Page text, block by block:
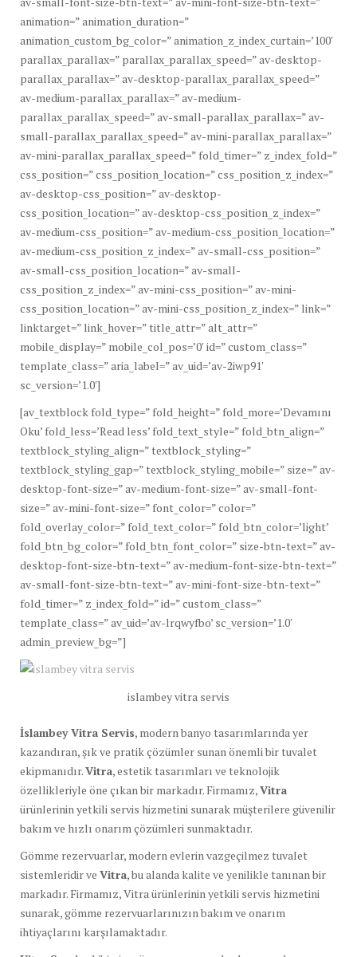
animation=” animation_duration=”
animation_custom_bg_color=” animation_z_index_curtain=’100′
parallax_parallax=” parallax_parallax_speed=” av-desktop-
parallax_parallax=” av-desktop-parallax_parallax_speed=”
av-medium-parallax_parallax=” av-medium-
parallax_parallax_speed=” av-small-parallax_parallax=” av-
small-parallax_parallax_speed=” av-mini-parallax_parallax=”
av-mini-parallax_parallax_speed=” fold_timer=” z_index_fold=”
css_position=” css_position_location=” css_position_z_index=”
av-desktop-css_position=” av-desktop-
css_position_location=” av-desktop-css_position_z_index=”
av-medium-css_position=” av-medium-css_position_location=”
av-medium-css_position_z_index=” av-small-css_position=”
av-small-css_position_location=” av-small-
css_position_z_index=” av-mini-css_position=” av-mini-
css_position_location=” av-mini-css_position_z_index=” link=”
linktarget=” link_hover=” title_attr=” alt_attr=”
mobile_display=” mobile_col_pos=’0′ id=” custom_class=”
template_class=” aria_label=” av_uid=’av-2iwp91′
sc_version=’1.0′]
[av_textblock fold_type=” fold_height=” fold_more=’Devamını
Oku’ fold_less=’Read less’ fold_text_style=” fold_btn_align=”
textblock_styling_align=” textblock_styling=”
textblock_styling_gap=” textblock_styling_mobile=” size=” av-
desktop-font-size=” av-medium-font-size=” av-small-font-
size=” av-mini-font-size=” font_color=” color=”
fold_overlay_color=” fold_text_color=” fold_btn_color=’light’
fold_btn_bg_color=” fold_btn_font_color=” size-btn-text=” av-
desktop-font-size-btn-text=” av-medium-font-size-btn-text=”
av-small-font-size-btn-text=” av-mini-font-size-btn-text=”
fold_timer=” z_index_fold=” id=” custom_class=”
template_class=” av_uid=’av-lrqwyfbo’ sc_version=’1.0′
admin_preview_bg=”]
islambey vitra servis
İslambey Vitra Servis, modern banyo tasarımlarında yer
kazandıran, şık ve pratik çözümler sunan önemli bir tuvalet
ekipmanıdır.Vitra, estetik tasarımları ve teknolojik
özellikleriyle öne çıkan bir markadır. Firmamız,Vitra
ürünlerinin yetkili servis hizmetini sunarak müşterilere güvenilir
bakım ve hızlı onarım çözümleri sunmaktadır.
Gömme rezervuarlar, modern evlerin vazgeçilmez tuvalet
sistemleridir ve Vitra, bu alanda kalite ve yenilikle tanınan bir
markadır. Firmamız, Vitra ürünlerinin yetkili servis hizmetini
sunarak, gömme rezervuarlarınızın bakım ve onarım
ihtiyaçlarını karşılamaktadır.